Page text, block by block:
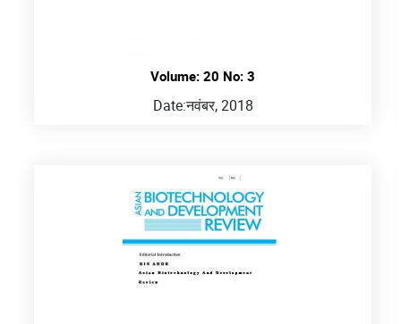
Volume: 20 No: 3
Date:नवंबर, 2018